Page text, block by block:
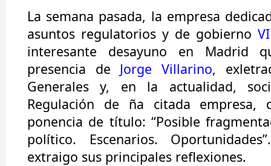
La semana pasada, la empresa
asuntos regulatorios y de gobierno
interesante desayuno en Madrid
presencia de Jorge Villarino,
Generales y, en la actualidad,
Regulación de ña citada empresa,
ponencia de título: “Posible
político. Escenarios.
extraigo sus principales reflexiones.